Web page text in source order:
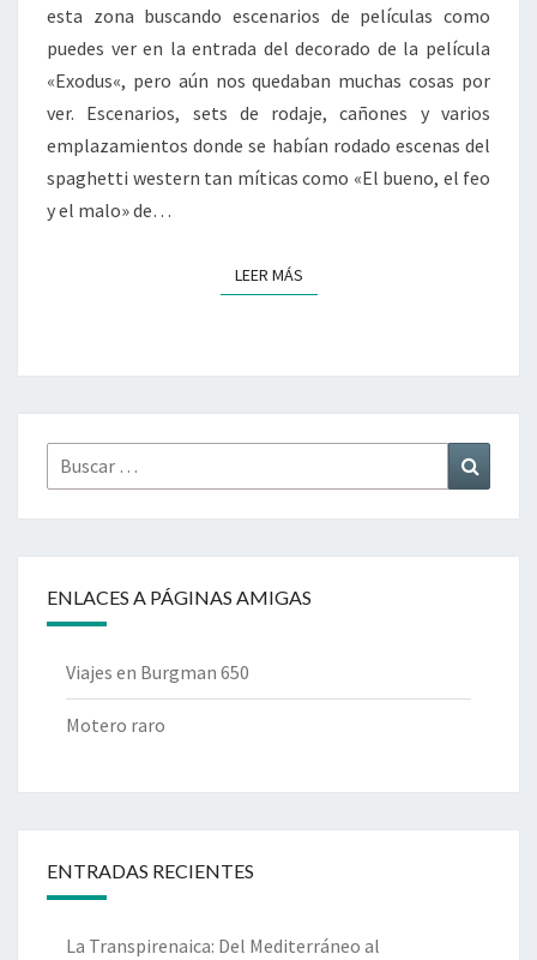
esta zona buscando escenarios de películas como
puedes ver en la entrada del decorado de la película
«Exodus«, pero aún nos quedaban muchas cosas por
ver. Escenarios, sets de rodaje, cañones y varios
emplazamientos donde se habían rodado escenas del
spaghetti western tan míticas como «El bueno, el feo
y el malo» de…
LEER MÁSLEER MÁS
Buscar
por:
ENLACES A PÁGINAS AMIGAS
Viajes en Burgman 650
Motero raro
ENTRADAS RECIENTES
La Transpirenaica: Del Mediterráneo al